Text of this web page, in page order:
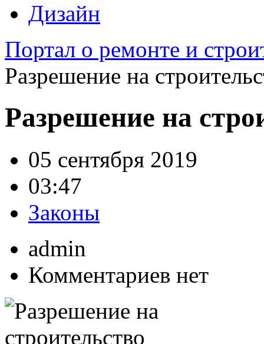
Дизайн
Портал о ремонте и
Разрешение на
Разрешение на
05 сентября 2019
03:47
Законы
admin
Комментариев нет